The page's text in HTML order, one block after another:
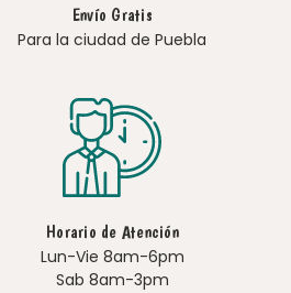
Envío Gratis
Para la ciudad de Puebla
Horario de Atención
Lun-Vie 8am-6pm
Sab 8am-3pm